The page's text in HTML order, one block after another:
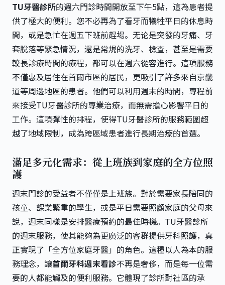
TU牙醫診所的週六門診時間開放至下午5點，這為患者提
供了極大的便利。您不必再為了看牙而犧牲平日的休息時
間，或是急忙在週五下班前趕場。无论是突發的牙痛、牙
套脫落等緊急情況，還是常規的洗牙、檢查，甚至是需要
較長診療時間的療程，都可以在週六從容進行。這項服務
不僅惠及居住在首爾市區的居民，更吸引了許多來自京畿
道等周邊地區的患者。他們可以利用週末的時間，專程前
來接受TU牙醫診所的專業治療，而無需擔心影響平日的
工作。這項彈性的排程，使得TU牙醫診所的服務範圍超
越了地域限制，成為跨區域患者進行長期治療的首選。
滿足多元化需求：從上班族到家庭的全方位照
護
週末門診的受益者不僅僅是上班族。對於需要家長陪同的
孩童、課業繁重的學生，或是平日需要照顧家庭的父母來
說，週末同樣是安排醫療預約的最佳時機。TU牙醫診所
的週末服務，使其能夠為更廣泛的客群提供牙科照護，真
正實現了「全方位家庭牙醫」的角色。這種以人為本的服
務理念，讓首爾牙科週末看診不再是奢侈，而是每一位需
要的人都能觸及的便利服務。它體現了診所對社區的承